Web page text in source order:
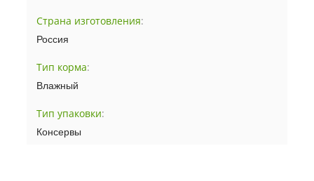
Страна изготовления:
Россия
Тип корма:
Влажный
Тип упаковки:
Консервы